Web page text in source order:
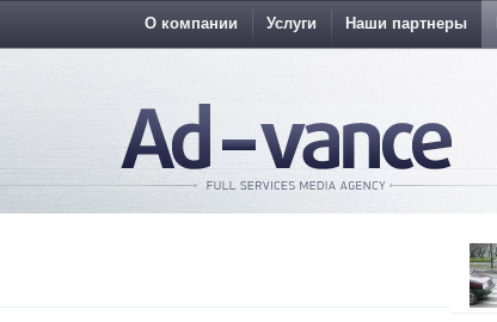
О компании Услуги Наши партнеры